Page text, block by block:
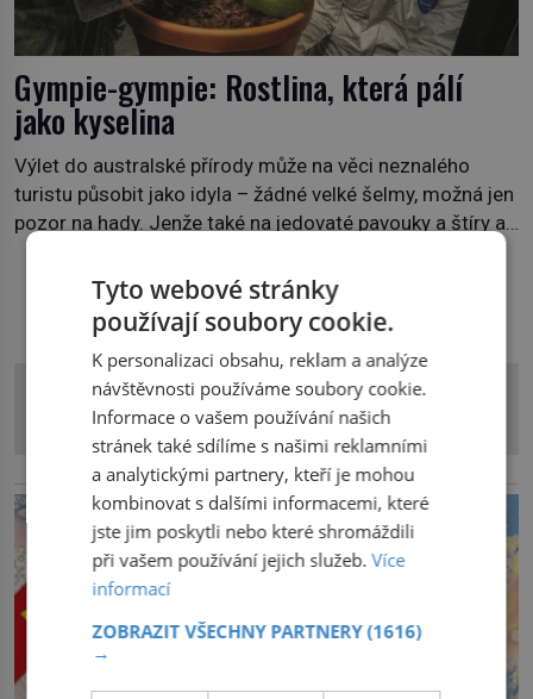
Gympie-gympie: Rostlina, která pálí
jako kyselina
Výlet do australské přírody může na věci neznalého
turistu působit jako idyla – žádné velké šelmy, možná jen
pozor na hady. Jenže také na jedovaté pavouky a štíry a
Stačí letmý dotyk a ozve se pronikavá bolest, která
přetrvává i týdny. Nenápadný tento […]
DALŠÍ ČLÁNKY Z RUBRIKY
reklama
Tyto webové stránky
používají soubory cookie.
K personalizaci obsahu, reklam a analýze
návštěvnosti používáme soubory cookie.
Informace o vašem používání našich
stránek také sdílíme s našimi reklamními
a analytickými partnery, kteří je mohou
kombinovat s dalšími informacemi, které
jste jim poskytli nebo které shromáždili
při vašem používání jejich služeb.Více
informací
ZOBRAZIT VŠECHNY PARTNERY(1616)
→